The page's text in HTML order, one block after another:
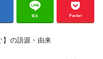
送る Pocket
】の語源・由来